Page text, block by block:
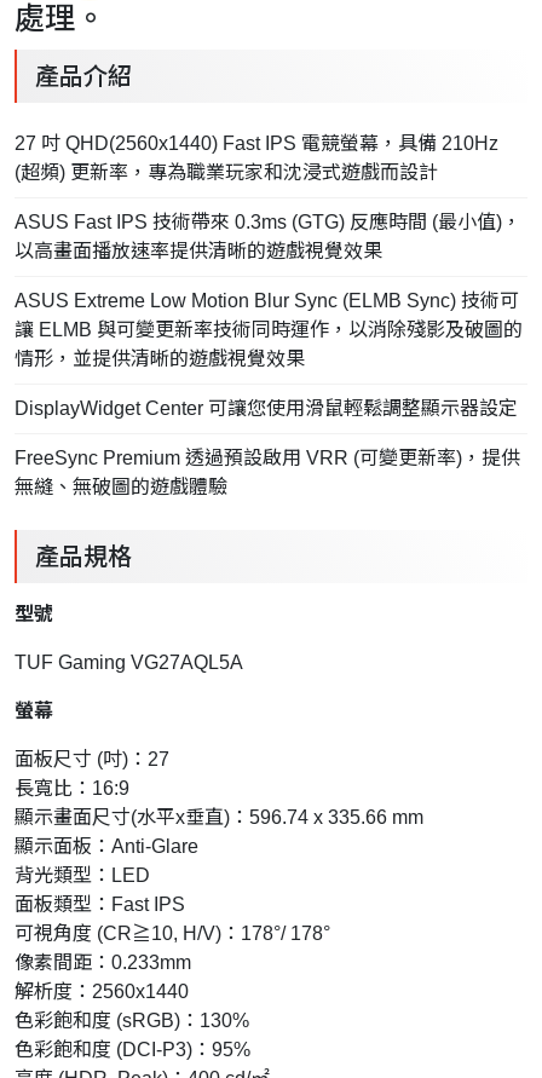
處理。
產品介紹
27 吋 QHD(2560x1440) Fast IPS 電競螢幕，具備 210Hz
(超頻) 更新率，專為職業玩家和沈浸式遊戲而設計
ASUS Fast IPS 技術帶來 0.3ms (GTG) 反應時間 (最小值)，
以高畫面播放速率提供清晰的遊戲視覺效果
ASUS Extreme Low Motion Blur Sync (ELMB Sync) 技術可
讓 ELMB 與可變更新率技術同時運作，以消除殘影及破圖的
情形，並提供清晰的遊戲視覺效果
DisplayWidget Center 可讓您使用滑鼠輕鬆調整顯示器設定
FreeSync Premium 透過預設啟用 VRR (可變更新率)，提供
無縫、無破圖的遊戲體驗
產品規格
型號
TUF Gaming VG27AQL5A
螢幕
面板尺寸 (吋)：27
長寬比：16:9
顯示畫面尺寸(水平x垂直)：596.74 x 335.66 mm
顯示面板：Anti-Glare
背光類型：LED
面板類型：Fast IPS
可視角度 (CR≧10, H/V)：178°/ 178°
像素間距：0.233mm
解析度：2560x1440
色彩飽和度 (sRGB)：130%
色彩飽和度 (DCI-P3)：95%